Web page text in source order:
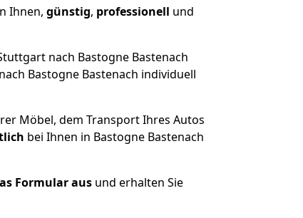
Ihnen, günstig, professionell und
nach Bastogne Bastenach
Bastogne Bastenach individuell
Möbel, dem Transport Ihres Autos
bei Ihnen in Bastogne Bastenach
Formular aus und erhalten Sie